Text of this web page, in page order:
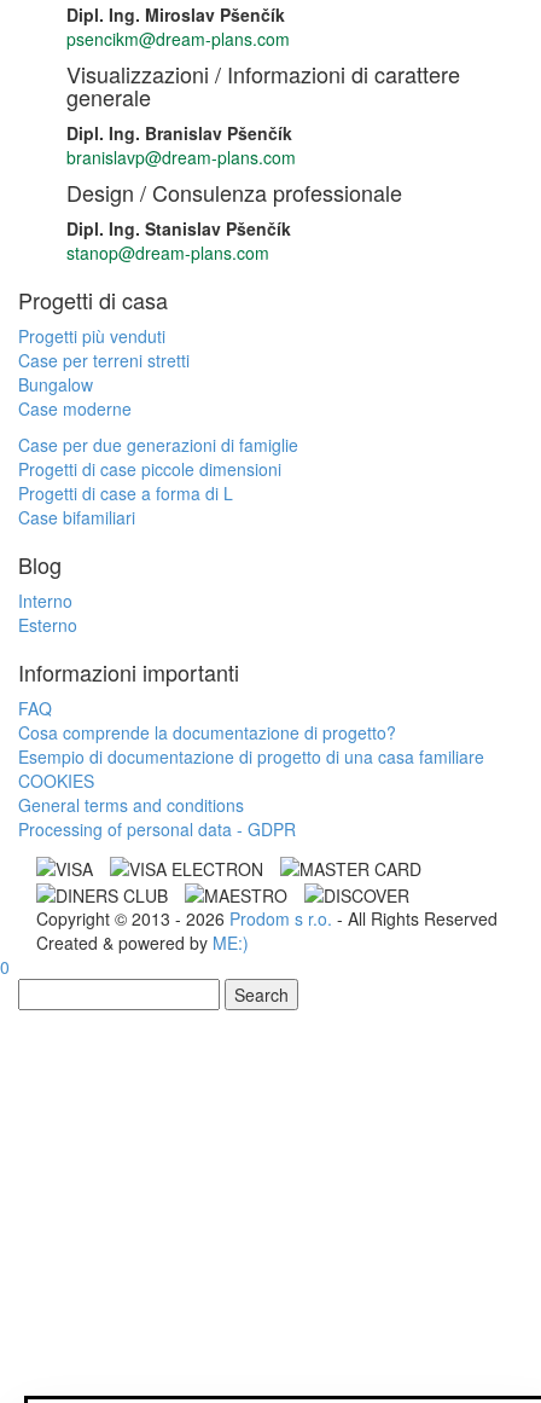
Dipl. Ing. Miroslav Pšenčík
psencikm@dream-plans.com
Visualizzazioni / Informazioni di carattere
generale
Dipl. Ing. Branislav Pšenčík
branislavp@dream-plans.com
Design / Consulenza professionale
Dipl. Ing. Stanislav Pšenčík
stanop@dream-plans.com
Progetti di casa
Progetti più venduti
Case per terreni stretti
Bungalow
Case moderne
Case per due generazioni di famiglie
Progetti di case piccole dimensioni
Progetti di case a forma di L
Case bifamiliari
Blog
Interno
Esterno
Informazioni importanti
FAQ
Cosa comprende la documentazione di progetto?
Esempio di documentazione di progetto di una casa familiare
COOKIES
General terms and conditions
Processing of personal data - GDPR
Copyright © 2013 - 2026 Prodom s r.o. - All Rights Reserved
Created & powered by ME:)
0